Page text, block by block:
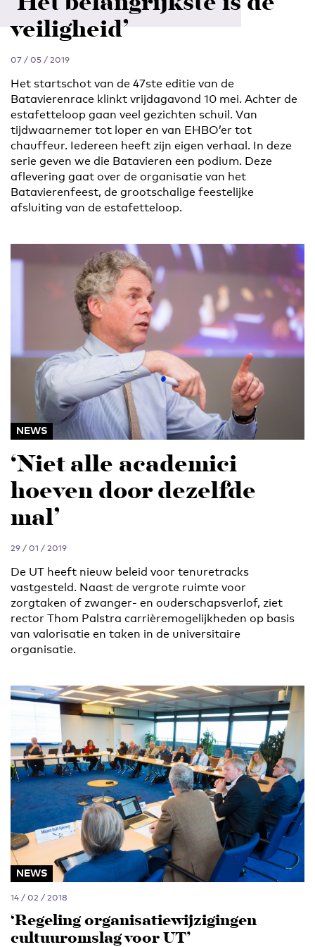
veiligheid’
07 / 05 / 2019
Het startschot van de 47ste editie van de
Batavierenrace klinkt vrijdagavond 10 mei. Achter de
estafetteloop gaan veel gezichten schuil. Van
tijdwaarnemer tot loper en van EHBO’er tot
chauffeur. Iedereen heeft zijn eigen verhaal. In deze
serie geven we die Batavieren een podium. Deze
aflevering gaat over de organisatie van het
Batavierenfeest, de grootschalige feestelijke
afsluiting van de estafetteloop.
NEWS
‘Niet alle academici
hoeven door dezelfde
mal’
29 / 01 / 2019
De UT heeft nieuw beleid voor tenuretracks
vastgesteld. Naast de vergrote ruimte voor
zorgtaken of zwanger- en ouderschapsverlof, ziet
rector Thom Palstra carrièremogelijkheden op basis
van valorisatie en taken in de universitaire
organisatie.
NEWS
14 / 02 / 2018
‘Regeling organisatiewijzigingen
cultuuromslag voor UT’